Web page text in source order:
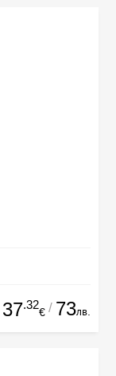
37.32
€ / 73лв.